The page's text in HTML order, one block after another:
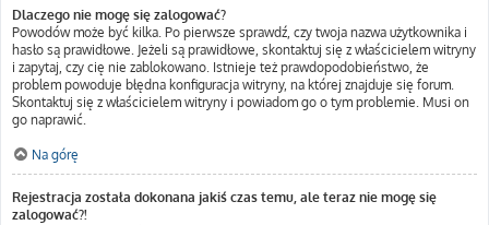
Dlaczego nie mogę się zalogować?
Powodów może być kilka. Po pierwsze sprawdź, czy twoja nazwa użytkownika i
hasło są prawidłowe. Jeżeli są prawidłowe, skontaktuj się z właścicielem witryny
i zapytaj, czy cię nie zablokowano. Istnieje też prawdopodobieństwo, że
problem powoduje błędna konfiguracja witryny, na której znajduje się forum.
Skontaktuj się z właścicielem witryny i powiadom go o tym problemie. Musi on
go naprawić.
Na górę
Rejestracja została dokonana jakiś czas temu, ale teraz nie mogę się
zalogować?!